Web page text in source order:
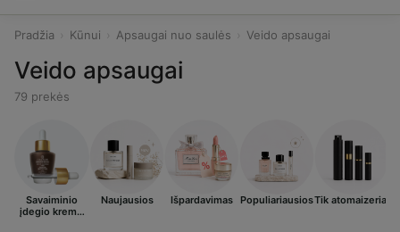
Pradžia Kūnui Apsaugai nuo saulės Veido apsaugai
Veido apsaugai
79 prekės
Savaiminio
įdegio kremai
Naujausios Išpardavimas PopuliariausiosTik atomaizeriai